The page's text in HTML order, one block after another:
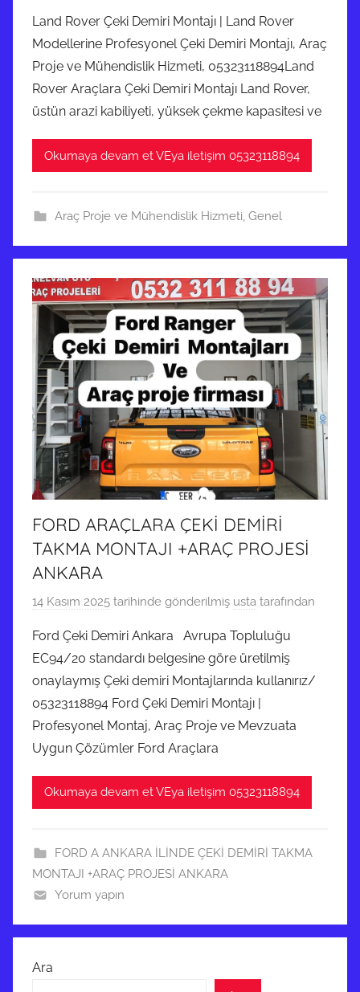
Land Rover Çeki Demiri Montajı | Land Rover
Modellerine Profesyonel Çeki Demiri Montajı, Araç
Proje ve Mühendislik Hizmeti, 05323118894Land
Rover Araçlara Çeki Demiri Montajı Land Rover,
üstün arazi kabiliyeti, yüksek çekme kapasitesi ve
Okumaya devam et VEya iletişim 05323118894
Araç Proje ve Mühendislik Hizmeti, Genel
FORD ARAÇLARA ÇEKİ DEMİRİ
TAKMA MONTAJI +ARAÇ PROJESİ
ANKARA
14 Kasım 2025 tarihinde gönderilmiş usta tarafından
Ford Çeki Demiri Ankara Avrupa Topluluğu
EC94/20 standardı belgesine göre üretilmiş
onaylaymış Çeki demiri Montajlarında kullanırız/
05323118894 Ford Çeki Demiri Montajı |
Profesyonel Montaj, Araç Proje ve Mevzuata
Uygun Çözümler Ford Araçlara
Okumaya devam et VEya iletişim 05323118894
FORD A ANKARA İLİNDE ÇEKİ DEMİRİ TAKMA
MONTAJI +ARAÇ PROJESİ ANKARA
Yorum yapın
Ara